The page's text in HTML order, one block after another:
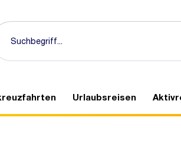
Urlaubsreisen